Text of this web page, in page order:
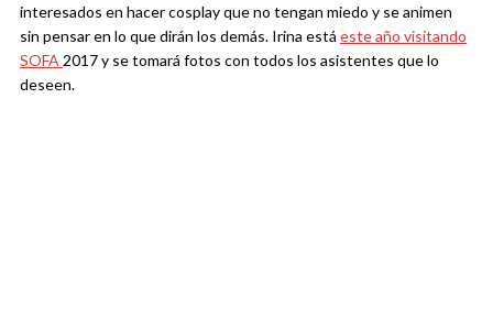
interesados en hacer cosplay que no tengan miedo y se animen
sin pensar en lo que dirán los demás. Irina está este año visitando
SOFA 2017 y se tomará fotos con todos los asistentes que lo
deseen.